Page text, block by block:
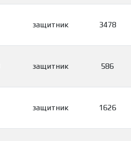
защитник 3478
защитник 586
защитник 1626